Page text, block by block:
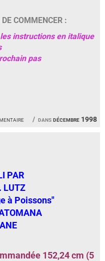
dansdécembre 1998
COMMENCER :
instructions en italique
pas
PAR
LUTZ
à Poissons"
152,24 cm (5